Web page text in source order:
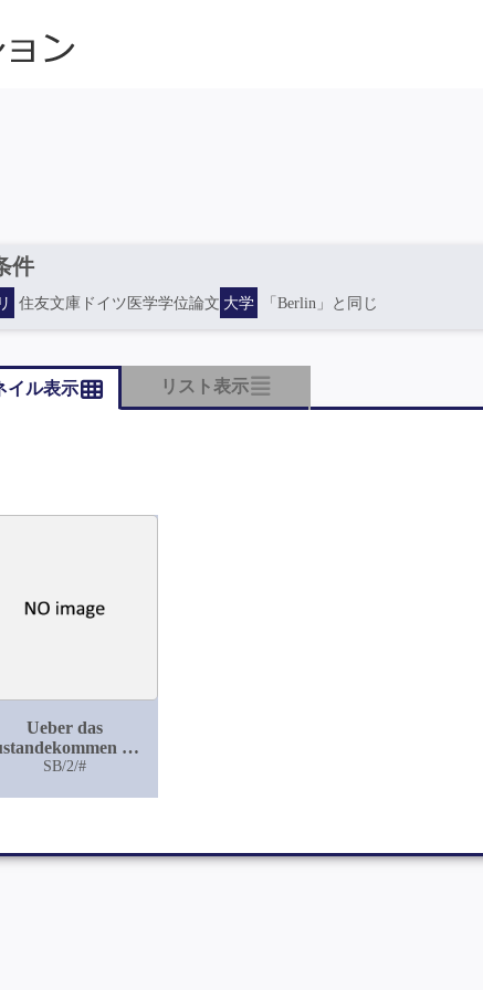
件
住友文庫ドイツ医学学位論文 大学 「Berlin」と同じ
イル表示 リスト表示
Ueber das
der
Querbrüche der
SB/2/#